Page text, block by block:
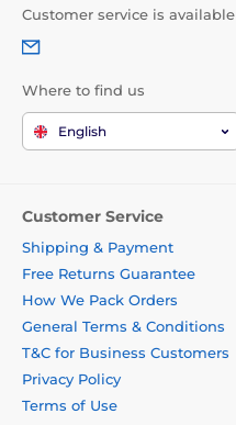
Customer service is available
Where to find us
English
Customer Service
Shipping & Payment
Free Returns Guarantee
How We Pack Orders
General Terms & Conditions
T&C for Business Customers
Privacy Policy
Terms of Use